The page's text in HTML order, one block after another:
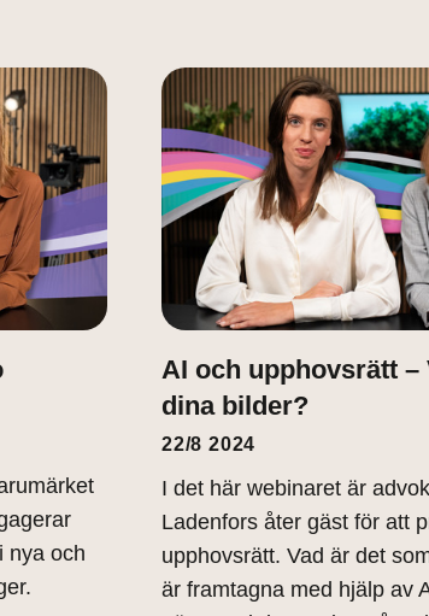
nya och
AI och upphovsrätt –
dina bilder?
22/8 2024
I det här webinaret är
Ladenfors åter gäst för att
upphovsrätt. Vad är det
är framtagna med hjälp av